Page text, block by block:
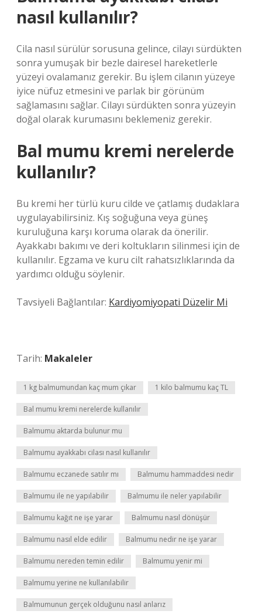
nasıl kullanılır?
Cila nasıl sürülür sorusuna gelince, cilayı sürdükten
sonra yumuşak bir bezle dairesel hareketlerle
yüzeyi ovalamanız gerekir. Bu işlem cilanın yüzeye
iyice nüfuz etmesini ve parlak bir görünüm
sağlamasını sağlar. Cilayı sürdükten sonra yüzeyin
doğal olarak kurumasını beklemeniz gerekir.
Bal mumu kremi nerelerde
kullanılır?
Bu kremi her türlü kuru cilde ve çatlamış dudaklara
uygulayabilirsiniz. Kış soğuğuna veya güneş
kuruluğuna karşı koruma olarak da önerilir.
Ayakkabı bakımı ve deri koltukların silinmesi için de
kullanılır. Egzama ve kuru cilt rahatsızlıklarında da
yardımcı olduğu söylenir.
Tavsiyeli Bağlantılar: Kardiyomiyopati Düzelir Mi
Tarih: Makaleler
1 kg balmumundan kaç mum çıkar 1 kilo balmumu kaç TL
Bal mumu kremi nerelerde kullanılır
Balmumu aktarda bulunur mu
Balmumu ayakkabı cilası nasıl kullanılır
Balmumu eczanede satılır mı Balmumu hammaddesi nedir
Balmumu ile ne yapılabilir Balmumu ile neler yapılabilir
Balmumu kağıt ne işe yarar Balmumu nasıl dönüşür
Balmumu nasıl elde edilir Balmumu nedir ne işe yarar
Balmumu nereden temin edilir Balmumu yenir mi
Balmumu yerine ne kullanılabilir
Balmumunun gerçek olduğunu nasıl anlarız